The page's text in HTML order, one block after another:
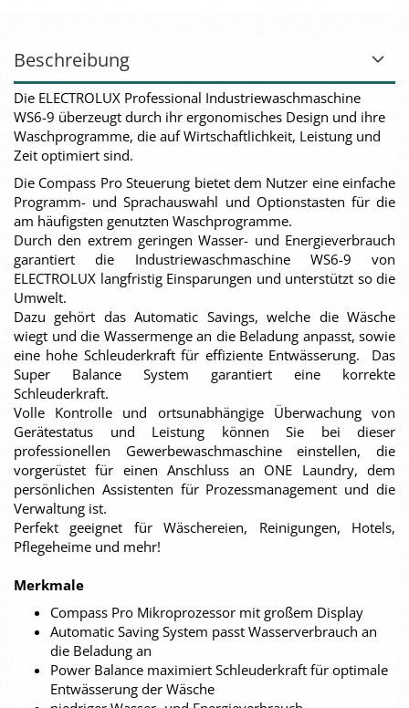
Beschreibung
Die ELECTROLUX Professional Industriewaschmaschine
WS6-9 überzeugt durch ihr ergonomisches Design und ihre
Waschprogramme, die auf Wirtschaftlichkeit, Leistung und
Zeit optimiert sind.
Die Compass Pro Steuerung bietet dem Nutzer eine einfache
Programm- und Sprachauswahl und Optionstasten für die
am häufigsten genutzten Waschprogramme.
Durch den extrem geringen Wasser- und Energieverbrauch
garantiert die Industriewaschmaschine WS6-9 von
ELECTROLUX langfristig Einsparungen und unterstützt so die
Umwelt.
Dazu gehört das Automatic Savings, welche die Wäsche
wiegt und die Wassermenge an die Beladung anpasst, sowie
eine hohe Schleuderkraft für effiziente Entwässerung. Das
Super Balance System garantiert eine korrekte
Schleuderkraft.
Volle Kontrolle und ortsunabhängige Überwachung von
Gerätestatus und Leistung können Sie bei dieser
professionellen Gewerbewaschmaschine einstellen, die
vorgerüstet für einen Anschluss an ONE Laundry, dem
persönlichen Assistenten für Prozessmanagement und die
Verwaltung ist.
Perfekt geeignet für Wäschereien, Reinigungen, Hotels,
Pflegeheime und mehr!
Merkmale
Compass Pro Mikroprozessor mit großem Display
Automatic Saving System passt Wasserverbrauch an
die Beladung an
Power Balance maximiert Schleuderkraft für optimale
Entwässerung der Wäsche